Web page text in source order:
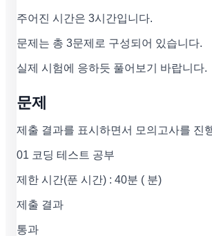
주어진 시간은 3시간입니다.
문제는 총 3문제로 구성되어 있습니다.
실제 시험에 응하듯 풀어보기 바랍니다.
문제
제출 결과를 표시하면서 모의고사를 진
01 코딩 테스트 공부
제한 시간(푼 시간) : 40분 ( 분)
제출 결과
통과